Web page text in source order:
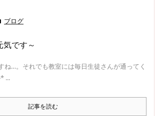
ブログ
気です～
ね…。それでも教室には毎日生徒さんが通ってく
...
記事を読む